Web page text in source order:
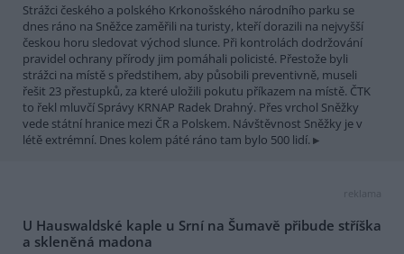
Strážci českého a polského Krkonošského národního parku se
dnes ráno na Sněžce zaměřili na turisty, kteří dorazili na nejvyšší
českou horu sledovat východ slunce. Při kontrolách dodržování
pravidel ochrany přírody jim pomáhali policisté. Přestože byli
strážci na místě s předstihem, aby působili preventivně, museli
řešit 23 přestupků, za které uložili pokutu příkazem na místě. ČTK
to řekl mluvčí Správy KRNAP Radek Drahný. Přes vrchol Sněžky
vede státní hranice mezi ČR a Polskem. Návštěvnost Sněžky je v
létě extrémní. Dnes kolem páté ráno tam bylo 500 lidí.
reklama
U Hauswaldské kaple u Srní na Šumavě přibude stříška
a skleněná madona